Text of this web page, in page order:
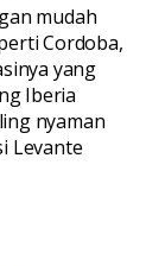
mudah
Cordoba,
yang
Iberia
nyaman
Levante